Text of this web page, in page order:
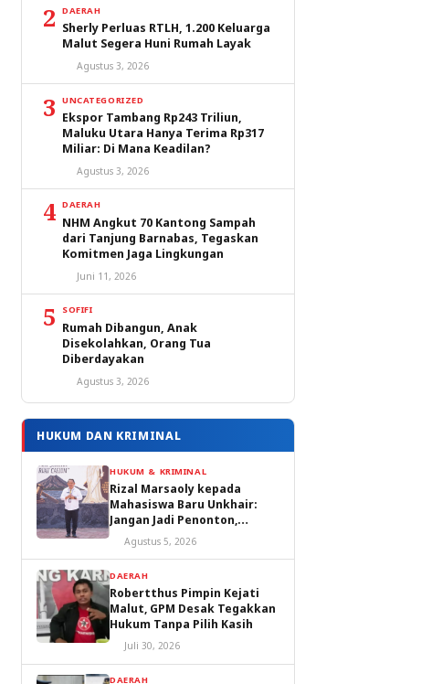
2 DAERAH
Sherly Perluas RTLH, 1.200 Keluarga
Malut Segera Huni Rumah Layak
Agustus 3, 2026
3 UNCATEGORIZED
Ekspor Tambang Rp243 Triliun,
Maluku Utara Hanya Terima Rp317
Miliar: Di Mana Keadilan?
Agustus 3, 2026
4 DAERAH
NHM Angkut 70 Kantong Sampah
dari Tanjung Barnabas, Tegaskan
Komitmen Jaga Lingkungan
Juni 11, 2026
5 SOFIFI
Rumah Dibangun, Anak
Disekolahkan, Orang Tua
Diberdayakan
Agustus 3, 2026
HUKUM DAN KRIMINAL
HUKUM & KRIMINAL
Rizal Marsaoly kepada
Mahasiswa Baru Unkhair:
Jangan Jadi Penonton,
Jadilah Penggerak Masa
Depan Ternate dan Maluku
Agustus 5, 2026
DAERAH
Robertthus Pimpin Kejati
Malut, GPM Desak Tegakkan
Hukum Tanpa Pilih Kasih
Juli 30, 2026
DAERAH